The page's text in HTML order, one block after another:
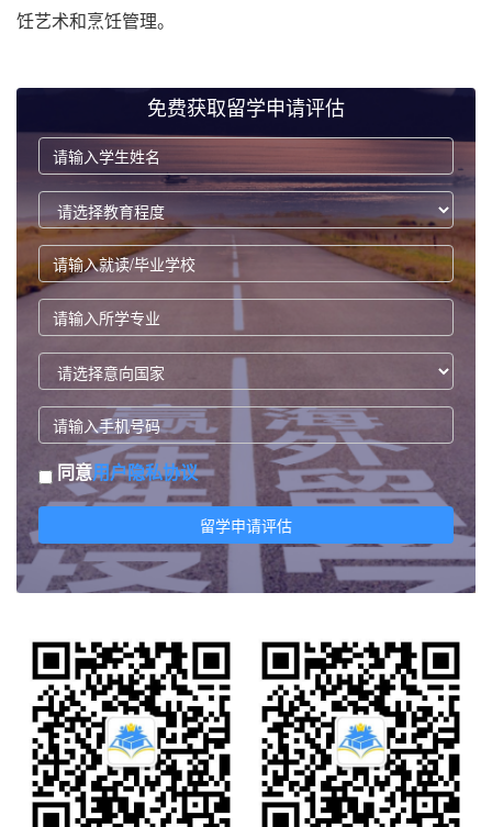
饪艺术和烹饪管理。
免费获取留学申请评估
同意用户隐私协议
留学申请评估